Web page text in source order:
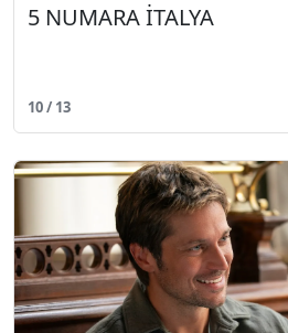
5 NUMARA İTALYA
10 / 13